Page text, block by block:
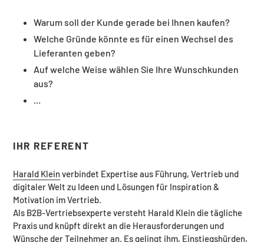
Warum soll der Kunde gerade bei Ihnen kaufen?
Welche Gründe könnte es für einen Wechsel des
Lieferanten geben?
Auf welche Weise wählen Sie Ihre Wunschkunden
aus?
IHR REFERENT
Harald Kleinverbindet Expertise aus Führung, Vertrieb und
digitaler Welt zu Ideen und Lösungen für Inspiration &
Motivation im Vertrieb.
Als B2B-Vertriebsexperte versteht Harald Klein die tägliche
Praxis und knüpft direkt an die Herausforderungen und
Wünsche der Teilnehmer an. Es gelingt ihm, Einstiegshürden,